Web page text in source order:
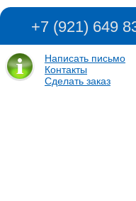
+7 (921) 649
Написать письмо
Контакты
Сделать заказ